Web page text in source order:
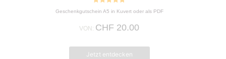
4.77
von 5
Geschenkgutschein A5 in Kuvert oder als PDF
VON: CHF 20.00
Jetzt entdecken